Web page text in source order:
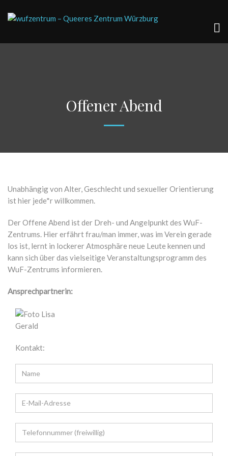
Offener Abend
Unabhängig von Alter, Geschlecht und sexueller Orientierung
ist hier jede*r willkommen.
Der Offene Abend ist der Dreh- und Angelpunkt des WuF-
Zentrums. Hier erfährt frau/man immer, was im Verein gerade
los ist, lernt in lockerer Atmosphäre neue Leute kennen und
kann sich über das vielseitige Veranstaltungsprogramm des
WuF-Zentrums informieren.
Ansprechpartnerin:
Gerald
Kontakt: